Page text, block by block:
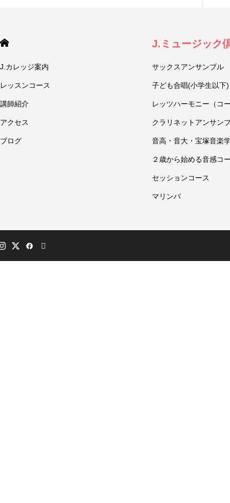
J.カレッジ案内
レッスンコース
講師紹介
アクセス
ブログ
J.ミュージック
サックスアンサンブル
子ども合唱(小学生以下)
レッツハーモニー（コ
クラリネットアンサン
音高・音大・宝塚音楽
２歳から始める音感コ
セッションコース
マリンバ